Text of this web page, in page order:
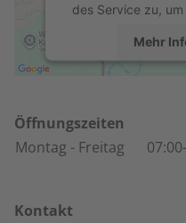
des Service zu,
Mehr
powered by
Öffnungszeiten
Montag - Freitag
Kontakt